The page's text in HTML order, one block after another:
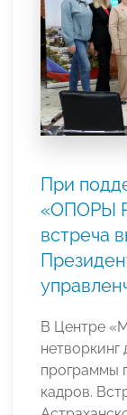
При
«ОПОРЫ
встреча
В Центре
нетворкинг
программы
кадров.